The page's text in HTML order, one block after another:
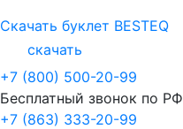
Скачать буклет BESTEQ
скачать
+7 (800) 500-20-99
Бесплатный звонок по РФ
+7 (863) 333-20-99